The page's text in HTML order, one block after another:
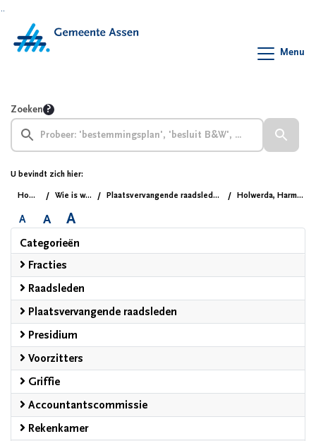
Menu
Zoeken
U bevindt zich hier:
Home Wie is wie Plaatsvervangende raadsleden Holwerda, Harmen
A A A
Categorieën
Fracties
Raadsleden
Plaatsvervangende raadsleden
Presidium
Voorzitters
Griffie
Accountantscommissie
Rekenkamer